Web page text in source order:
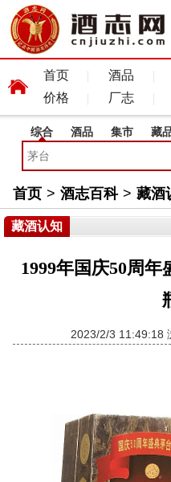
首页 酒品
价格
厂志
综合 酒品 集市 藏
首页 > 酒志百科 > 藏酒
藏酒认知
1999年国庆50周
2023/2/3